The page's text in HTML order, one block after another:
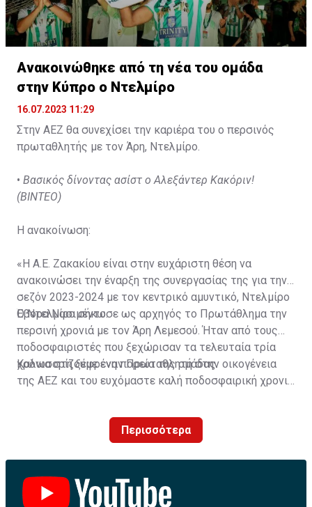
Ανακοινώθηκε από τη νέα του ομάδα
στην Κύπρο ο Ντελμίρο
16.07.2023 11:29
Στην ΑΕΖ θα συνεχίσει την καριέρα του ο περσινός
πρωταθλητής με τον Άρη, Ντελμίρο.
• Βασικός δίνοντας ασίστ ο Αλεξάντερ Κακόριν!
(ΒΙΝΤΕΟ)
Η ανακοίνωση:
«Η Α.Ε. Ζακακίου είναι στην ευχάριστη θέση να
ανακοινώσει την έναρξη της συνεργασίας της για την
σεζόν 2023-2024 με τον κεντρικό αμυντικό, Ντελμίρο
Έβορα Νασιμέντο.
Ο Ντελμίρο σήκωσε ως αρχηγός το Πρωτάθλημα την
περσινή χρονιά με τον Άρη Λεμεσού. Ήταν από τους
ποδοσφαιριστές που ξεχώρισαν τα τελευταία τρία
χρόνια στη ξέφρενη πορεία της ομάδας.
Καλωσορίζουμε έναν Πρωταθλητή στην οικογένεια
της ΑΕΖ και του ευχόμαστε καλή ποδοσφαιρική χρονιά
Περισσότερα